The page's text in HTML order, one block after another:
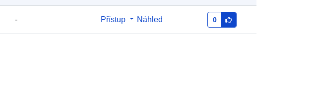
- Přístup Náhled 0
52.7622 ], [ 13.585, 52.7622 ], [
Typ: Polygon